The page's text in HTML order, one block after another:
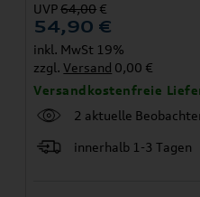
UVP64,00 €
54,90 €
inkl. MwSt 19%
zzgl.Versand 0,00 €
Versandkostenfreie
2 aktuelle
innerhalb 1-3 Tagen